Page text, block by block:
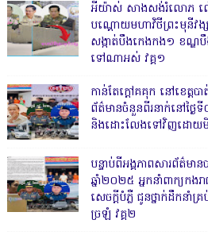
អីយ៉ាស់ សាងសង់រំលោភ លើ
បណ្ដោយមហាវិថីព្រះមុនីវង្
សង្កាត់បឹងកេងកង១ ខណ្ឌបឹ
ទៅណាអស់ វគ្គ១
កាន់តែក្តៅគគុក នៅខេត្តប
ព័ត៌មានចំនួនពីរនាក់នៅថ្ង
និងដោះលែងទៅវិញដោយ
បន្ទាប់ពីអង្គភាពសារព័ត៌មា
ឆ្នាំ២០២៥ អ្នកនាំពាក្យកង
សេចក្តីបំភ្លឺ ជូនថ្នាក់ដឹកនាំគ្
ច្រឡំ វគ្គ២